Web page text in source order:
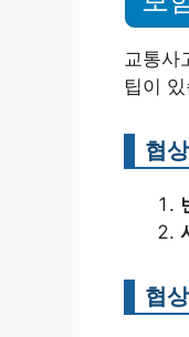
교통사
팁이
협
협